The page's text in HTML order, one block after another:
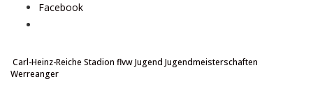
Facebook
Carl-Heinz-Reiche Stadion flvwJugend Jugendmeisterschaften
Werreanger